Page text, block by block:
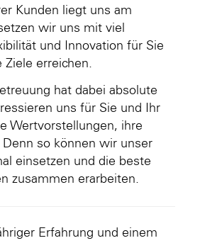
Kunden liegt uns am
wir uns mit viel
und Innovation für Sie
Ziele erreichen.
hat dabei absolute
uns für Sie und Ihr
Wertvorstellungen, ihre
so können wir unser
einsetzen und die beste
zusammen erarbeiten.
Erfahrung und einem